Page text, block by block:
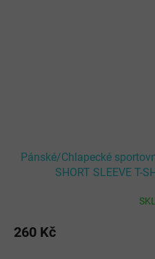
Pánské/Chlapecké
SHORT SLEEVE T-
260 Kč